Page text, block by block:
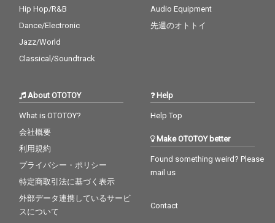
Hip Hop/R&B
Dance/Electronic
Jazz/World
Classical/Soundtrack
Audio Equipment
先週のオトトイ
About OTOTOY
What is OTOTOY?
会社概要
利用規約
プライバシー・ポリシー
特定商取引法に基づく表示
外部データ連携しているサービ
スについて
Help
Help Top
Make OTOTOY better
Found something weird? Please
mail us
Contact